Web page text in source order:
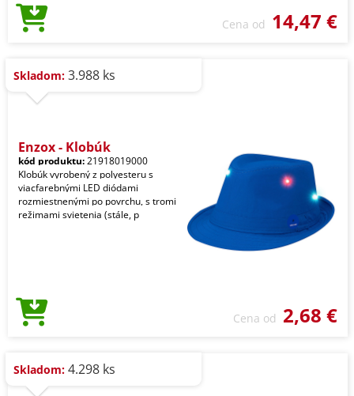
Cena od 14,47 €
Skladom: 3.988 ks
Enzox - Klobúk
kód produktu:21918019000
Klobúk vyrobený z polyesteru s
viacfarebnými LED diódami
rozmiestnenými po povrchu, s tromi
režimami svietenia (stále, p
Cena od 2,68 €
Skladom: 4.298 ks